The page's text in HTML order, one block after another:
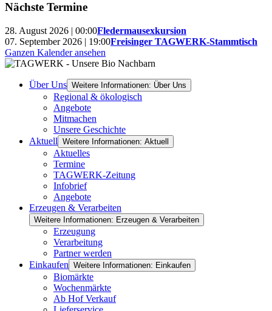
Nächste Termine
28. August 2026 | 00:00Fledermausexkursion
07. September 2026 | 19:00Freisinger TAGWERK-Stammtisch
Ganzen Kalender ansehen
Über Uns Weitere Informationen: Über Uns
Regional & ökologisch
Angebote
Mitmachen
Unsere Geschichte
Aktuell Weitere Informationen: Aktuell
Aktuelles
Termine
TAGWERK-Zeitung
Infobrief
Angebote
Erzeugen & Verarbeiten
Weitere Informationen: Erzeugen & Verarbeiten
Erzeugung
Verarbeitung
Partner werden
Einkaufen Weitere Informationen: Einkaufen
Biomärkte
Wochenmärkte
Ab Hof Verkauf